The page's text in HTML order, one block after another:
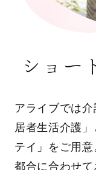
ショー
アライブでは
居者生活介護
テイ」をご用
都合に合わせて